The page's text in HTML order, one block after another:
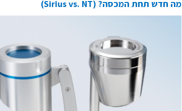
מה חדש תחת המכסה? (Sirius vs. NT)